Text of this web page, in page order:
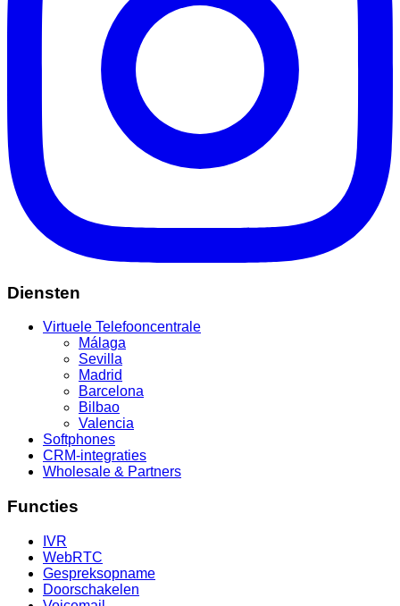
Diensten
Virtuele Telefooncentrale
Málaga
Sevilla
Madrid
Barcelona
Bilbao
Valencia
Softphones
CRM-integraties
Wholesale & Partners
Functies
IVR
WebRTC
Gespreksopname
Doorschakelen